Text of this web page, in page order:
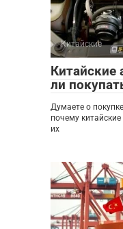
Китайские
Китайские
ли
Думаете о
почему
их